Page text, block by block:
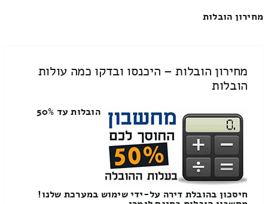
מחירון הובלות
מחירון הובלות – היכנסו ובדקו כמה עולות
הובלות
הובלות עד 50%
חיסכון בהובלת דירה על-ידי שימוש במערכת שלנו!